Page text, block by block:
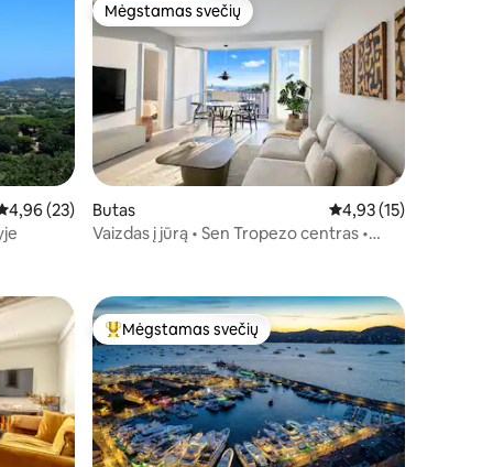
įvertinimas: 4,96 iš 5, atsiliepimų: 23
4,96 (23)
Mėgstamas svečių
Mėgstamas svečių
Butas Vidutinis įvertinimas:
4,93 (15)
Vaizdas į jūrą • Sen Tropezo centras •
Svečių mėgstamiausias
Mėgstamas svečių